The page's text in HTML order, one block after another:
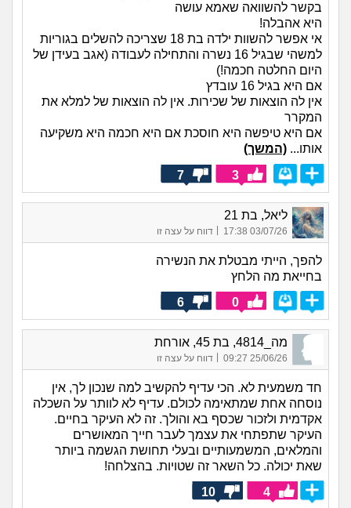
בקשר להשוואה שאמא עושה
היא אהבלה!
אי אפשר להשוות ילדה בת 18 שצריכה להשלים בגוריות
למשהי שבגיל 16 נשרה והתחילה לעבודה (אגב בעידן של
היום החלטה חכמה!)
אם היא בגיל 16 עובדץ
אין לה הוצאות של שכירות. אין לה הוצאות של למלא את
המקרר
אם היא טיפשה היא חוסכת אם היא חכמה היא משקיעה
אותו... (המשך)
3
7
ליאל, בת 21
03/07/26 17:38
| דווח על עצה זו
להפך, הייתי מבטלת את הנשירה
בחייאת מה הלחץ
0
6
מה_4814, בת 45, אורחת
25/06/26 09:27
| דווח על עצה זו
חד משמעית לא. הכי עדיף להקשיב למה שנכון לך, אין
נוסחה אחת שמתאימה לכולם. עדיף לא לוותר על השכלה
אקדמית ולזכור שכסף בא והולך. זה לא העיקר בחיים.
העיקר שתפתחי את עצמך לעבר חייך המאושרים
והמלאים, המשמעותיים ובעלי תחושת הגשמה ביותר
שאת יכולה. כל השאר זה שטויות. בהצלחה!
4
10